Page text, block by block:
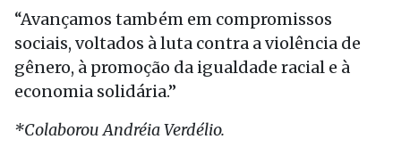
“Avançamos também em compromissos
sociais, voltados à luta contra a violência de
gênero, à promoção da igualdade racial e à
economia solidária.”
*Colaborou Andréia Verdélio.